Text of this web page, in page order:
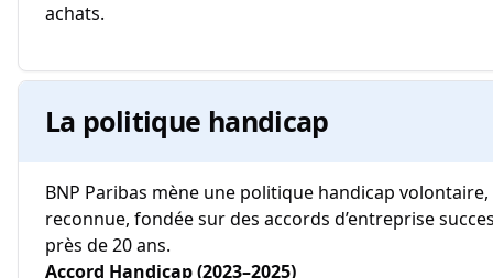
achats.
La politique handicap
BNP Paribas mène une politique handicap
reconnue, fondée sur des accords d’entreprise
près de 20 ans.
Accord Handicap (2023–2025)